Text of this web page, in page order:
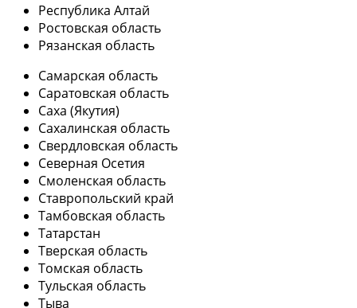
Республика Алтай
Ростовская область
Рязанская область
Самарская область
Саратовская область
Саха (Якутия)
Сахалинская область
Свердловская область
Северная Осетия
Смоленская область
Ставропольский край
Тамбовская область
Татарстан
Тверская область
Томская область
Тульская область
Тыва